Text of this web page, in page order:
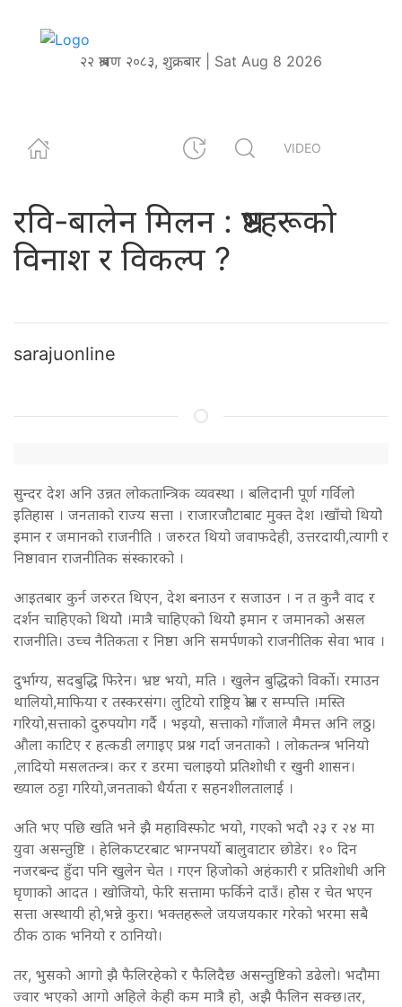
२२ श्रावण २०८३, शुक्रबार | Sat Aug 8 2026
VIDEO
रवि-बालेन मिलन : भ्रष्टहरूको
विनाश र विकल्प ?
sarajuonline
सुन्दर देश अनि उन्नत लोकतान्त्रिक व्यवस्था । बलिदानी पूर्ण गर्विलो
इतिहास । जनताको राज्य सत्ता । राजारजौटाबाट मुक्त देश ।खाँचो थियोे
इमान र जमानको राजनीति । जरुरत थियो जवाफदेही, उत्तरदायी,त्यागी र
निष्ठावान राजनीतिक संस्कारको ।
आइतबार कुर्न जरुरत थिएन, देश बनाउन र सजाउन । न त कुनै वाद र
दर्शन चाहिएको थियोे ।मात्रै चाहिएको थियोे इमान र जमानको असल
राजनीति। उच्च नैतिकता र निष्ठा अनि समर्पणको राजनीतिक सेवा भाव ।
दुर्भाग्य, सदबुद्धि फिरेन। भ्रष्ट भयो, मति । खुलेन बुद्धिको विर्को। रमाउन
थालियो,माफिया र तस्करसंग। लुटियो राष्ट्रिय श्रोत र सम्पत्ति ।मस्ति
गरियो,सत्ताको दुरुपयोग गर्दै । भइयो, सत्ताको गाँजाले मैमत्त अनि लठ्ठ।
औला काटिए र हत्कडी लगाइए प्रश्न गर्दा जनताको । लोकतन्त्र भनियो
,लादियो मसलतन्त्र। कर र डरमा चलाइयो प्रतिशोधी र खुनी शासन।
ख्याल ठट्टा गरियो,जनताको धैर्यता र सहनशीलतालाई ।
अति भए पछि खति भने झै महाविस्फोट भयो, गएको भदौ २३ र २४ मा
युवा असन्तुष्टि । हेलिकप्टरबाट भाग्नपर्यो बालुवाटार छोडेर। १० दिन
नजरबन्द हुँदा पनि खुलेन चेत । गएन हिजोको अहंकारी र प्रतिशोधी अनि
घृणाको आदत । खोजियो, फेरि सत्तामा फर्किने दाउँ। होेस र चेत भएन
सत्ता अस्थायी हो,भन्ने कुरा। भक्तहरूले जयजयकार गरेको भरमा सबै
ठीक ठाक भनियो र ठानियो।
तर, भुसको आगो झै फैलिरहेको र फैलिदैछ असन्तुष्टिको डढेलो। भदौमा
ज्वार भएको आगो अहिले केही कम मात्रै हो, अझै फैलिन सक्छ।तर,